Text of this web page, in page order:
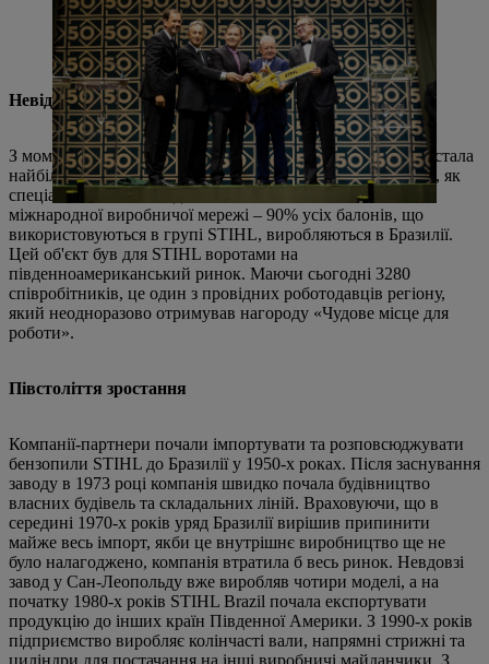
Прунцель (віце-президент з фінансового управління), Арно
Томасіні (віце-президент з операцій), Ромаріо Перейра Брітто
(віце-президент з маркетингових продажів), Ханс Петер Штіль,
Клаудіо Гюнтер (керуючий директор).
Невід'ємна частина виробничої мережі
З моменту свого заснування STIHL Brazil розширилася і стала
найбільшою дочірньою компанією групи STIHL, а також, як
спеціаліст з балонів, одним з найважливіших членів
міжнародної виробничої мережі – 90% усіх балонів, що
використовуються в групі STIHL, виробляються в Бразилії.
Цей об'єкт був для STIHL воротами на
південноамериканський ринок. Маючи сьогодні 3280
співробітників, це один з провідних роботодавців регіону,
який неодноразово отримував нагороду «Чудове місце для
роботи».
Півстоліття зростання
Компанії-партнери почали імпортувати та розповсюджувати
бензопили STIHL до Бразилії у 1950-х роках. Після заснування
заводу в 1973 році компанія швидко почала будівництво
власних будівель та складальних ліній. Враховуючи, що в
середині 1970-х років уряд Бразилії вирішив припинити
майже весь імпорт, якби це внутрішнє виробництво ще не
було налагоджено, компанія втратила б весь ринок. Невдовзі
завод у Сан-Леопольду вже виробляв чотири моделі, а на
початку 1980-х років STIHL Brazil почала експортувати
продукцію до інших країн Південної Америки. З 1990-х років
підприємство виробляє колінчасті вали, напрямні стрижні та
циліндри для постачання на інші виробничі майданчики. З